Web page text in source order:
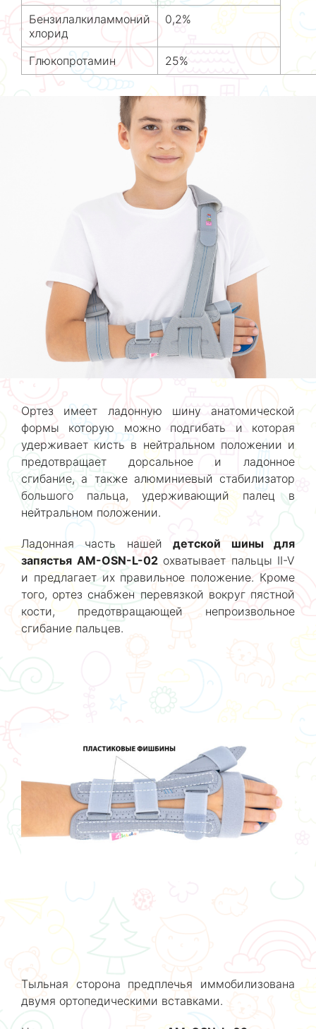
Бензилалкиламмоний
хлорид
0,2%
Глюкопротамин 25%
Ортез имеет ладонную шину анатомической
формы которую можно подгибать и которая
удерживает кисть в нейтральном положении и
предотвращает дорсальное и ладонное
сгибание, а также алюминиевый стабилизатор
большого пальца, удерживающий палец в
нейтральном положении.
Ладонная часть нашейдетской шины для
запястья AM-OSN-L-02охватывает пальцы II-V
и предлагает их правильное положение. Кроме
того, ортез снабжен перевязкой вокруг пястной
кости, предотвращающей непроизвольное
сгибание пальцев.
Тыльная сторона предплечья иммобилизована
двумя ортопедическими вставками.